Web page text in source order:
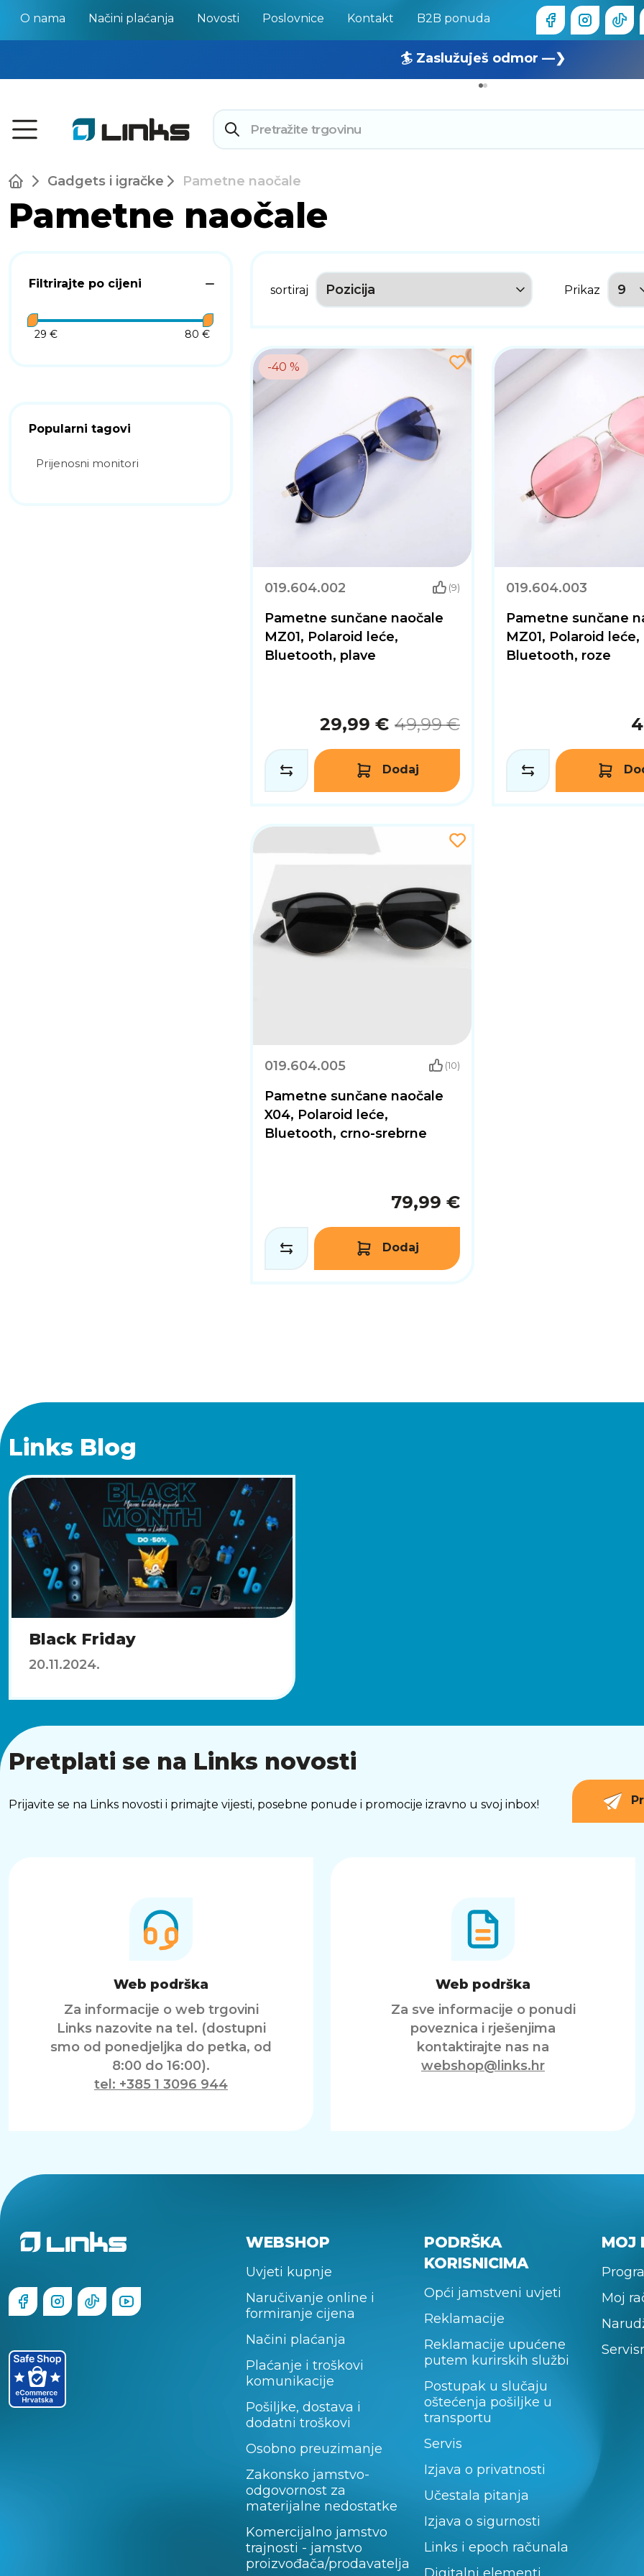
O nama Načini plaćanja Novosti Poslovnice Kontakt B2B ponuda
🏄 Zaslužuješ odmor —❯
🔥 OUTLET: TOTALNA RASPRODAJA —❯
Gadgets i igračke Pametne naočale
Pametne naočale
Filtrirajte po cijeni
29 € 80 €
Popularni tagovi
Prijenosni monitori
sortiraj Prikaz
-40 %
019.604.002 (9)
Pametne sunčane naočale
MZ01, Polaroid leće,
Bluetooth, plave
29,99 € 49,99 €
Dodaj
019.604.003
Pametne sunčane
MZ01, Polaroid leće,
Bluetooth, roze
019.604.005 (10)
Pametne sunčane naočale
X04, Polaroid leće,
Bluetooth, crno-srebrne
79,99 €
Dodaj
Links Blog
Black Friday
20.11.2024.
Pretplati se na Links novosti
Prijavite se na Links novosti i primajte vijesti, posebne ponude i promocije izravno u svoj inbox!
Web podrška
Za informacije o web trgovini
Links nazovite na tel. (dostupni
smo od ponedjeljka do petka, od
8:00 do 16:00).
tel: +385 1 3096 944
Web podrška
Za sve informacije o ponudi
poveznica i rješenjima
kontaktirajte nas na
webshop@links.hr
WEBSHOP
Uvjeti kupnje
Naručivanje online i
formiranje cijena
Načini plaćanja
Plaćanje i troškovi
komunikacije
Pošiljke, dostava i
dodatni troškovi
Osobno preuzimanje
Zakonsko jamstvo-
odgovornost za
materijalne nedostatke
Komercijalno jamstvo
trajnosti - jamstvo
proizvođača/prodavatelja
PODRŠKA
KORISNICIMA
Opći jamstveni uvjeti
Reklamacije
Reklamacije upućene
putem kurirskih službi
Postupak u slučaju
oštećenja pošiljke u
transportu
Servis
Izjava o privatnosti
Učestala pitanja
Izjava o sigurnosti
Links i epoch računala
MOJ
Moj